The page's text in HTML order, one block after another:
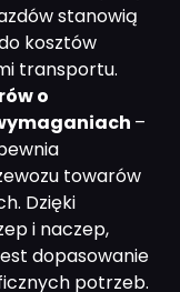
stanowią
kosztów
transportu.
o
–
towarów
Dzięki
i naczep,
dopasowanie
potrzeb.